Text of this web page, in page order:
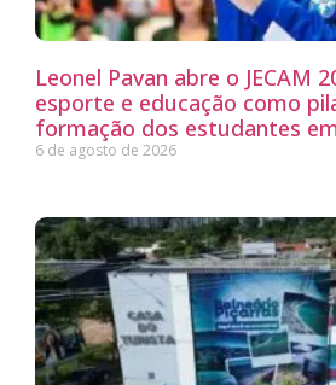
Leonel Pavan abre o JECAM
esporte e educação como
formação dos estudantes
6 de agosto de 2026